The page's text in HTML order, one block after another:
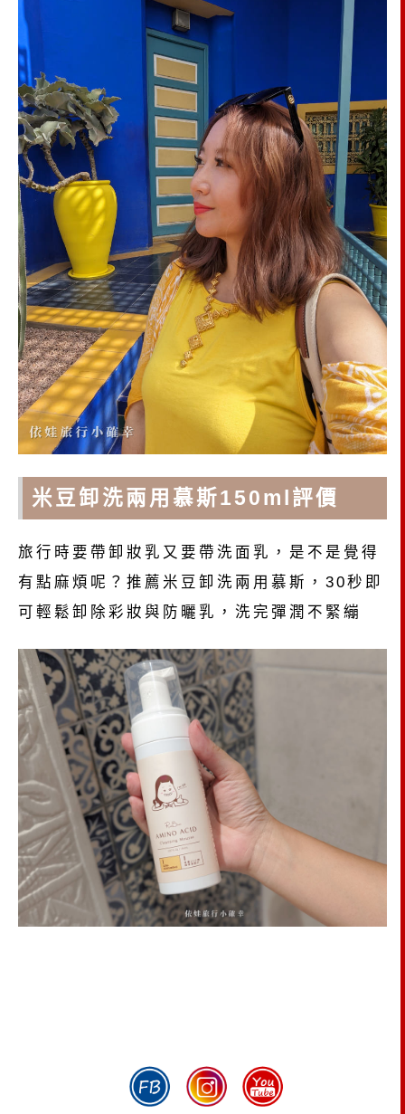
米豆卸洗兩用慕斯150ml評價
旅行時要帶卸妝乳又要帶洗面乳，是不是覺得
有點麻煩呢？推薦米豆卸洗兩用慕斯，30秒即
可輕鬆卸除彩妝與防曬乳，洗完彈潤不緊繃